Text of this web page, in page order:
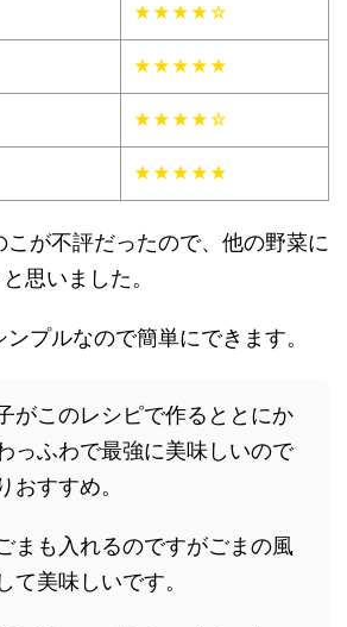
★★★★☆
★★★★★
★★★★☆
★★★★★
こが不評だったので、他の野菜に
思いました。
プルなので簡単にできます。
がこのレシピで作るととにか
っふわで最強に美味しいので
おすすめ。
まも入れるのですがごまの風
て美味しいです。